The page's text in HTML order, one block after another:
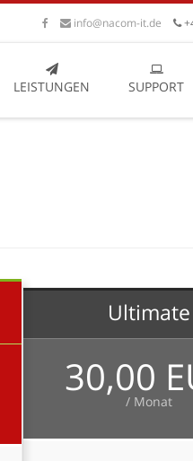
info@nacom-it.de
LEISTUNGEN SUPPORT
Ultimate
30,00
/ Monat